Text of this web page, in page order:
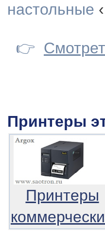
настольные ‹
👉
Принтеры
Принтеры